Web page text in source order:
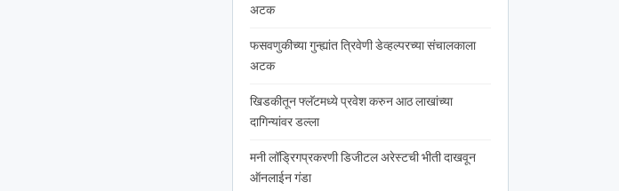
अटक
फसवणुकीच्या गुन्ह्यांत त्रिवेणी डेव्हल्परच्या संचालकाला
अटक
खिडकीतून फ्लॅटमध्ये प्रवेश करुन आठ लाखांच्या
दागिन्यांवर डल्ला
मनी लॉड्रिगप्रकरणी डिजीटल अरेस्टची भीती दाखवून
ऑनलाईन गंडा